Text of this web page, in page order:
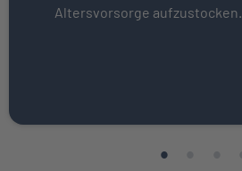
Altersvorsorge aufzustocken.